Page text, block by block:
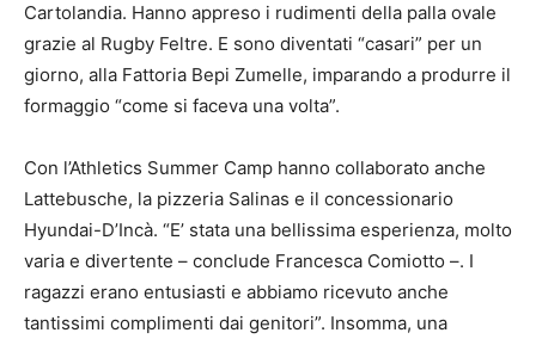
Cartolandia. Hanno appreso i rudimenti della palla ovale
grazie al Rugby Feltre. E sono diventati “casari” per un
giorno, alla Fattoria Bepi Zumelle, imparando a produrre il
formaggio “come si faceva una volta”.
Con l’Athletics Summer Camp hanno collaborato anche
Lattebusche, la pizzeria Salinas e il concessionario
Hyundai-D’Incà. “E’ stata una bellissima esperienza, molto
varia e divertente – conclude Francesca Comiotto –. I
ragazzi erano entusiasti e abbiamo ricevuto anche
tantissimi complimenti dai genitori”. Insomma, una